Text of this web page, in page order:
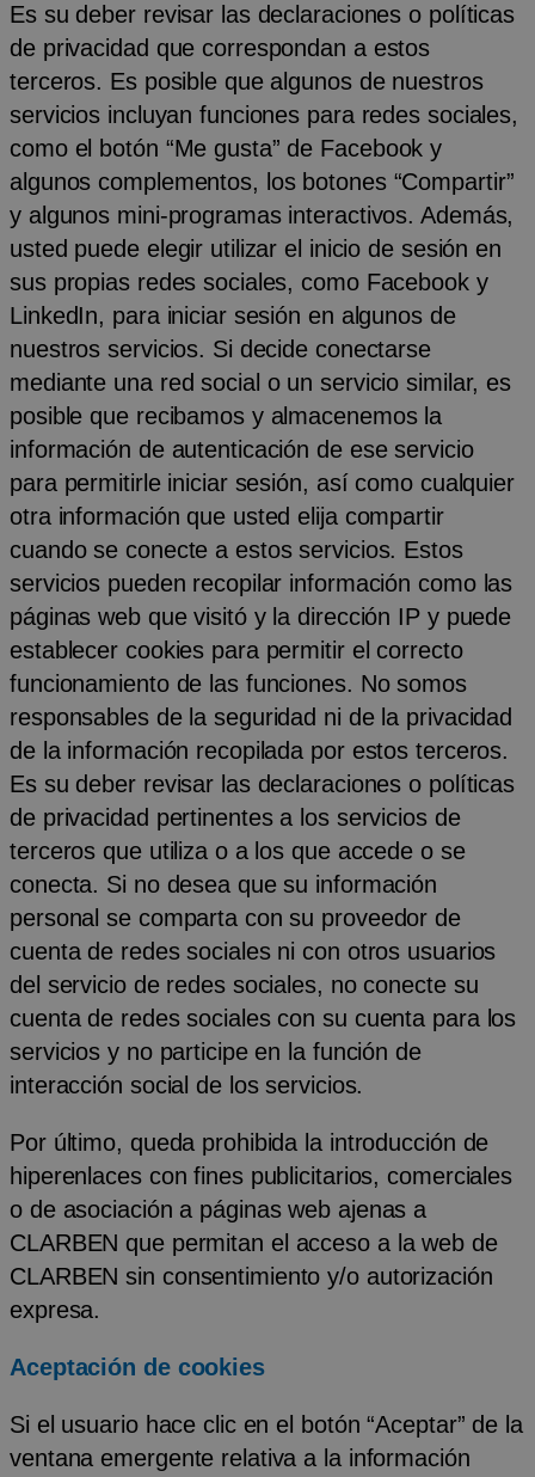
Es su deber revisar las declaraciones o políticas
de privacidad que correspondan a estos
terceros. Es posible que algunos de nuestros
servicios incluyan funciones para redes sociales,
como el botón “Me gusta” de Facebook y
algunos complementos, los botones “Compartir”
y algunos mini-programas interactivos. Además,
usted puede elegir utilizar el inicio de sesión en
sus propias redes sociales, como Facebook y
LinkedIn, para iniciar sesión en algunos de
nuestros servicios. Si decide conectarse
mediante una red social o un servicio similar, es
posible que recibamos y almacenemos la
información de autenticación de ese servicio
para permitirle iniciar sesión, así como cualquier
otra información que usted elija compartir
cuando se conecte a estos servicios. Estos
servicios pueden recopilar información como las
páginas web que visitó y la dirección IP y puede
establecer cookies para permitir el correcto
funcionamiento de las funciones. No somos
responsables de la seguridad ni de la privacidad
de la información recopilada por estos terceros.
Es su deber revisar las declaraciones o políticas
de privacidad pertinentes a los servicios de
terceros que utiliza o a los que accede o se
conecta. Si no desea que su información
personal se comparta con su proveedor de
cuenta de redes sociales ni con otros usuarios
del servicio de redes sociales, no conecte su
cuenta de redes sociales con su cuenta para los
servicios y no participe en la función de
interacción social de los servicios.
Por último, queda prohibida la introducción de
hiperenlaces con fines publicitarios, comerciales
o de asociación a páginas web ajenas a
CLARBEN que permitan el acceso a la web de
CLARBEN sin consentimiento y/o autorización
expresa.
Aceptación de cookies
Si el usuario hace clic en el botón “Aceptar” de la
ventana emergente relativa a la información